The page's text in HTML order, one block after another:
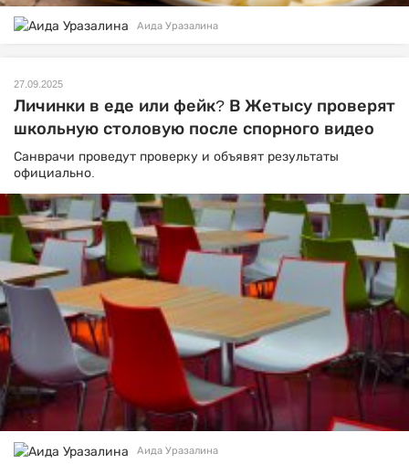
Аида Уразалина
27.09.2025
Личинки в еде или фейк? В Жетысу проверят
школьную столовую после спорного видео
Санврачи проведут проверку и объявят результаты
официально.
Аида Уразалина